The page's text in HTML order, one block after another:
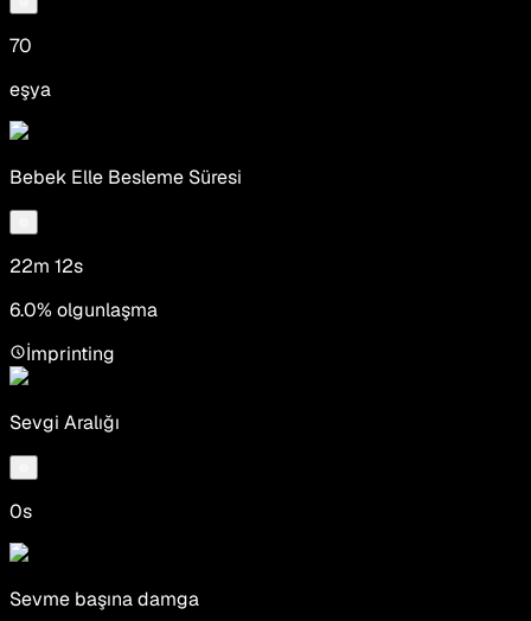
70
eşya
Bebek Elle Besleme Süresi
22m 12s
6.0% olgunlaşma
İmprinting
Sevgi Aralığı
0s
Sevme başına damga